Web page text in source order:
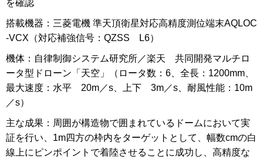
を確認
搭載機器：三菱電機 準天頂衛星対応高精度測位端末AQLOC
-VCX（対応補強信号：QZSS L6）
機体：自律制御システム研究所／楽天 共同開発マルチロ
ータ型ドローン「天空」（ロータ数：6、全長：1200mm、
最大速度：水平 20m／s、上下 3m／s、耐風性能：10m
／s）
主な成果：周囲が構造物で囲まれているドームにおいて実
証を行い、1m四方の枠内をターゲットとして、幅数cmの白
線上にピンポイントで着陸させることに成功し、高精度な